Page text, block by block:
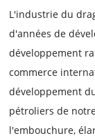
L'industrie du
d'années de
développement
commerce
développement
pétroliers de
l'embouchure,